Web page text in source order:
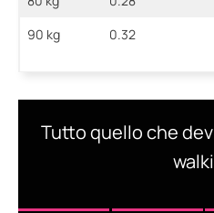
90 kg
0.32
Tutto quello che